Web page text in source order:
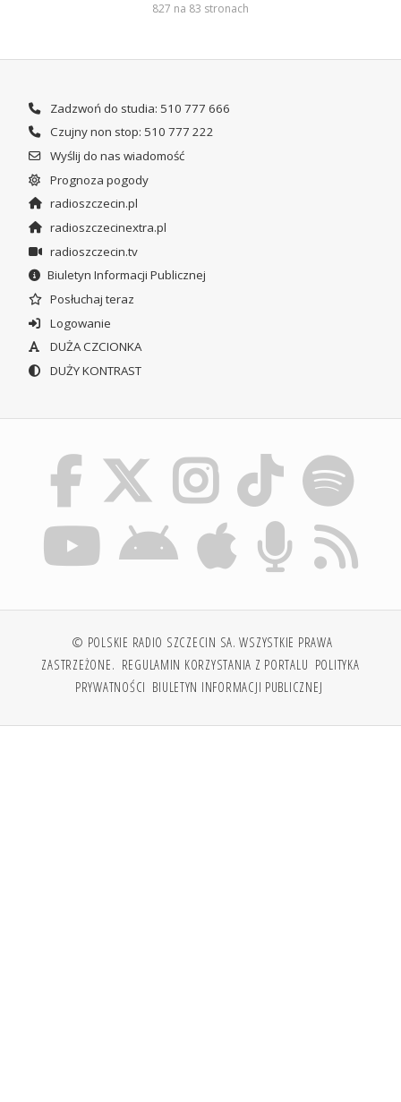
827 na 83 stronach
Zadzwoń do studia: 510 777 666
Czujny non stop: 510 777 222
Wyślij do nas wiadomość
Prognoza pogody
radioszczecin.pl
radioszczecinextra.pl
radioszczecin.tv
Biuletyn Informacji Publicznej
Posłuchaj teraz
Logowanie
DUŻA CZCIONKA
DUŻY KONTRAST
© POLSKIE RADIO SZCZECIN SA. WSZYSTKIE PRAWA
ZASTRZEŻONE. REGULAMIN KORZYSTANIA Z PORTALU POLITYKA
PRYWATNOŚCI BIULETYN INFORMACJI PUBLICZNEJ